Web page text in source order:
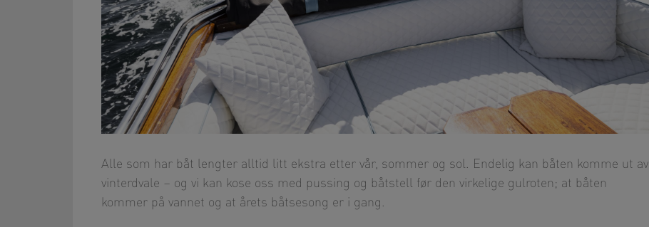
Alle som har båt lengter alltid litt ekstra etter vår, sommer og sol. Endelig kan båten komme ut av
vinterdvale – og vi kan kose oss med pussing og båtstell før den virkelige gulroten; at båten
kommer på vannet og at årets båtsesong er i gang.